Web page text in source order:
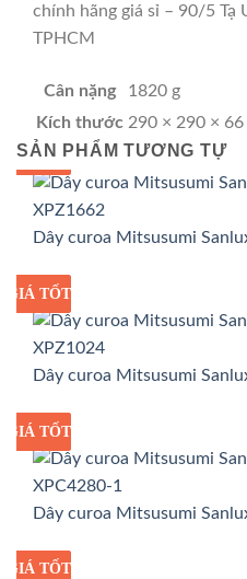
chính hãng giá sỉ – 90/5 Tạ
TPHCM
Cân nặng
1820 g
Kích thước 290 × 290 × 66
SẢN PHẨM TƯƠNG TỰ
GIÁ SỈ
GIÁ TỐT
Dây curoa Mitsusumi
GIÁ SỈ
GIÁ TỐT
Dây curoa Mitsusumi
GIÁ SỈ
GIÁ TỐT
Dây curoa Mitsusumi
GIÁ SỈ
GIÁ TỐT